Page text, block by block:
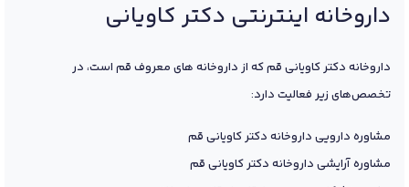
داروخانه اینترنتی دکتر کاویانی
داروخانه دکتر کاویانی قم که از داروخانه های معروف قم است، در
تخصص‌های زیر فعالیت دارد:
مشاوره دارویی داروخانه دکتر کاویانی قم
مشاوره آرایشی داروخانه دکتر کاویانی قم